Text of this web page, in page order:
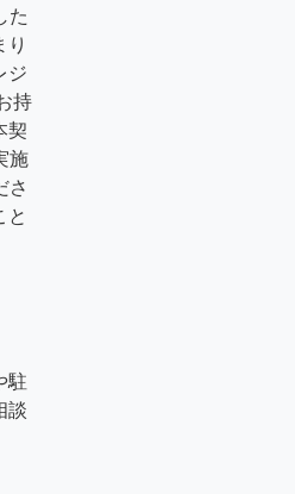
た
り
ジ
持
契
施
さ
と
駐
談